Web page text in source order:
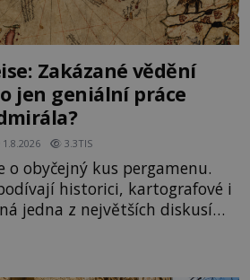
Zakázané vědění
jen geniální práce
1.8.2026 3.3TIS
o obyčejný kus pergamenu.
historici, kartografové i
jedna z největších diskusí
admirál Piri Reis roku
která překvapuje